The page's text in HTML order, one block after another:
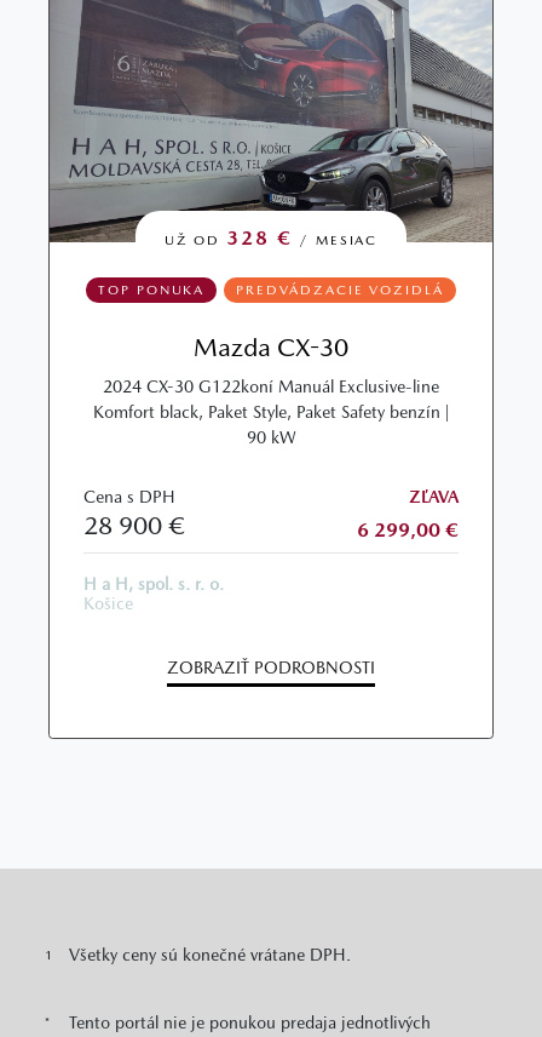
UŽ OD 328 € / MESIAC
TOP PONUKA PREDVÁDZACIE VOZIDLÁ
Mazda CX-30
2024 CX-30 G122koní Manuál Exclusive-line
Komfort black, Paket Style, Paket Safety benzín |
90 kW
Cena s DPH
28 900 €
ZĽAVA
6 299,00 €
H a H, spol. s. r. o.
Košice
ZOBRAZIŤ PODROBNOSTI
1 Všetky ceny sú konečné vrátane DPH.
*
Tento portál nie je ponukou predaja jednotlivých